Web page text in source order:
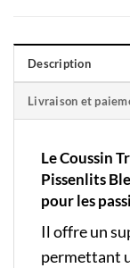
Description
Livraison et
Le Coussin
Pissenlits
pour les
Il offre un
permettant